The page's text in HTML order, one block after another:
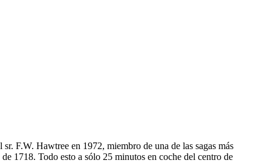
F.W. Hawtree en 1972, miembro de una de las sagas más
1718. Todo esto a sólo 25 minutos en coche del centro de